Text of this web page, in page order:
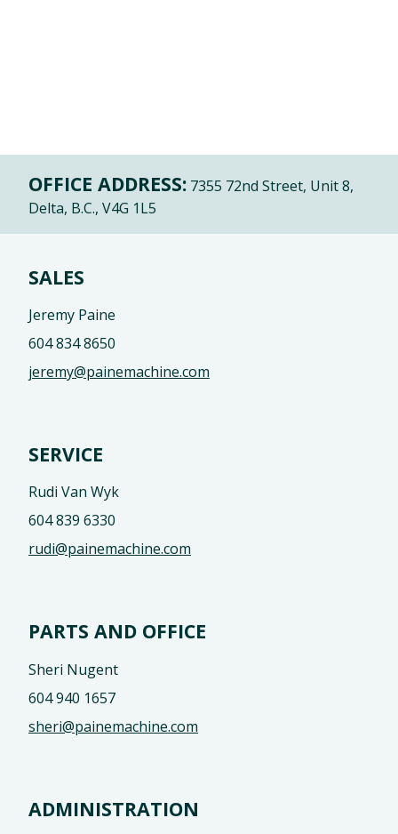
OFFICE ADDRESS: 7355 72nd Street, Unit 8,
Delta, B.C., V4G 1L5
SALES
Jeremy Paine
604 834 8650
jeremy@painemachine.com
SERVICE
Rudi Van Wyk
604 839 6330
rudi@painemachine.com
PARTS AND OFFICE
Sheri Nugent
604 940 1657
sheri@painemachine.com
ADMINISTRATION